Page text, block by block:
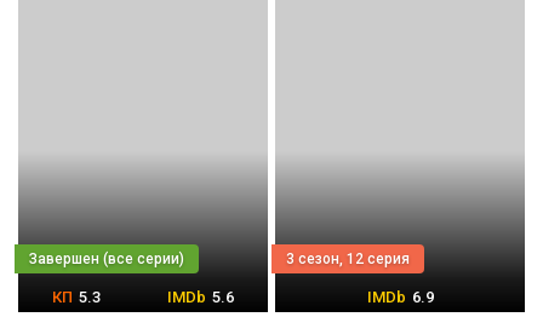
5.3 5.6
3 сезон, 12 серия
6.9